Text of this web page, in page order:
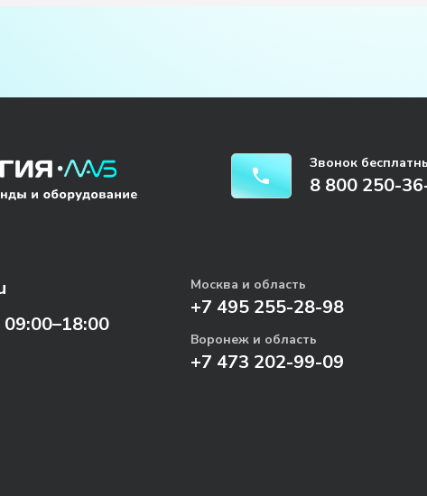
Звонок
8 800 250-
09:00–18:00
Москва и область
+7 495 255-28-98
Воронеж и область
+7 473 202-99-09